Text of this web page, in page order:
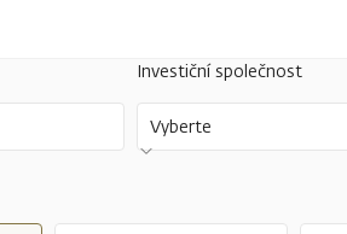
Investiční společnost
Vyberte